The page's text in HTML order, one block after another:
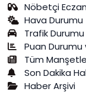
Nöbetçi
Hava Durumu
Trafik Durumu
Puan Durumu
Tüm
Son Dakika
Haber Arşivi